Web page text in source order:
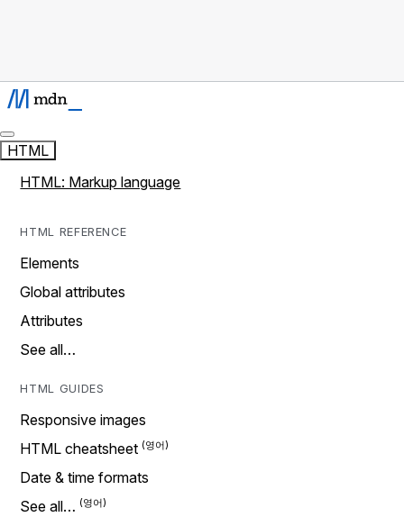
HTML
HTML: Markup language
HTML REFERENCE
Elements
Global attributes
Attributes
See all…
HTML GUIDES
Responsive images
HTML cheatsheet
Date & time formats
See all…